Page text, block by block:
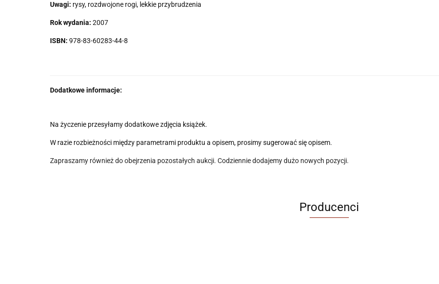
Uwagi: rysy, rozdwojone rogi, lekkie przybrudzenia
Rok wydania: 2007
ISBN: 978-83-60283-44-8
Dodatkowe informacje:
Na życzenie przesyłamy dodatkowe zdjęcia książek.
W razie rozbieżności między parametrami produktu a opisem, prosimy sugerować się opisem.
Zapraszamy również do obejrzenia pozostałych aukcji. Codziennie dodajemy dużo nowych pozycji.
Producenci